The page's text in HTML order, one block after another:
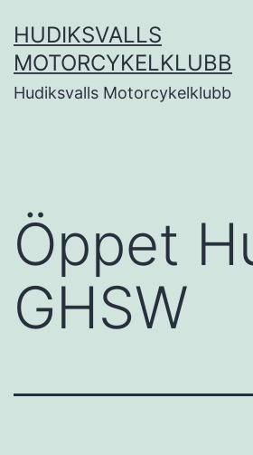
till
innehåll
HUDIKSVALLS
MOTORCYKELKLUBB
Hudiksvalls Motorcykelklubb
Öppet
GHSW